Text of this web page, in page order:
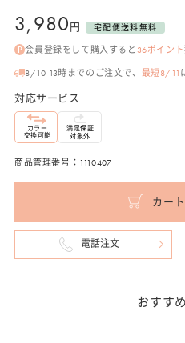
通
常
価
格
3,980円 宅配便送料無料
会員登録をして購入すると 36ポイント
8/10 13時までのご注文で、 最短8/11
対応サービス
カラー
交換可能
満足保証
対象外
商品管理番号：1110407
カー
電話注文
おすす